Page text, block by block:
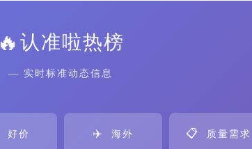
🔥认准啦热榜
— 实时标准动态信息
好价 ✈️ 海外 📋 质量需求